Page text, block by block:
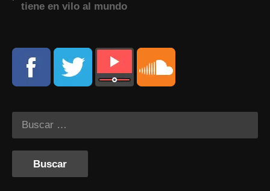
tiene en vilo al mundo